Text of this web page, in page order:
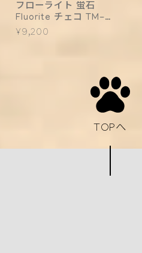
フローライト 蛍石
Fluorite チェコ TM-
0002
¥9,200
TOPへ